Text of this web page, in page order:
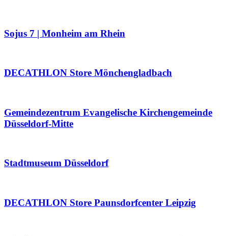
Sojus 7 | Monheim am Rhein
DECATHLON Store Mönchengladbach
Gemeindezentrum Evangelische Kirchengemeinde
Düsseldorf-Mitte
Stadtmuseum Düsseldorf
DECATHLON Store Paunsdorfcenter Leipzig